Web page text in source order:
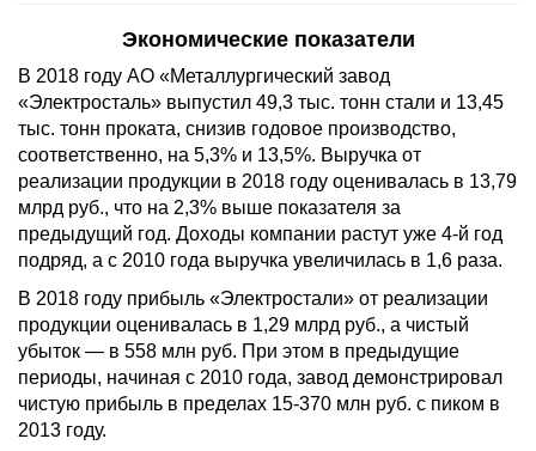
Экономические показатели
В 2018 году АО «Металлургический завод
«Электросталь» выпустил 49,3 тыс. тонн стали и 13,45
тыс. тонн проката, снизив годовое производство,
соответственно, на 5,3% и 13,5%. Выручка от
реализации продукции в 2018 году оценивалась в 13,79
млрд руб., что на 2,3% выше показателя за
предыдущий год. Доходы компании растут уже 4-й год
подряд, а с 2010 года выручка увеличилась в 1,6 раза.
В 2018 году прибыль «Электростали» от реализации
продукции оценивалась в 1,29 млрд руб., а чистый
убыток — в 558 млн руб. При этом в предыдущие
периоды, начиная с 2010 года, завод демонстрировал
чистую прибыль в пределах 15-370 млн руб. с пиком в
2013 году.